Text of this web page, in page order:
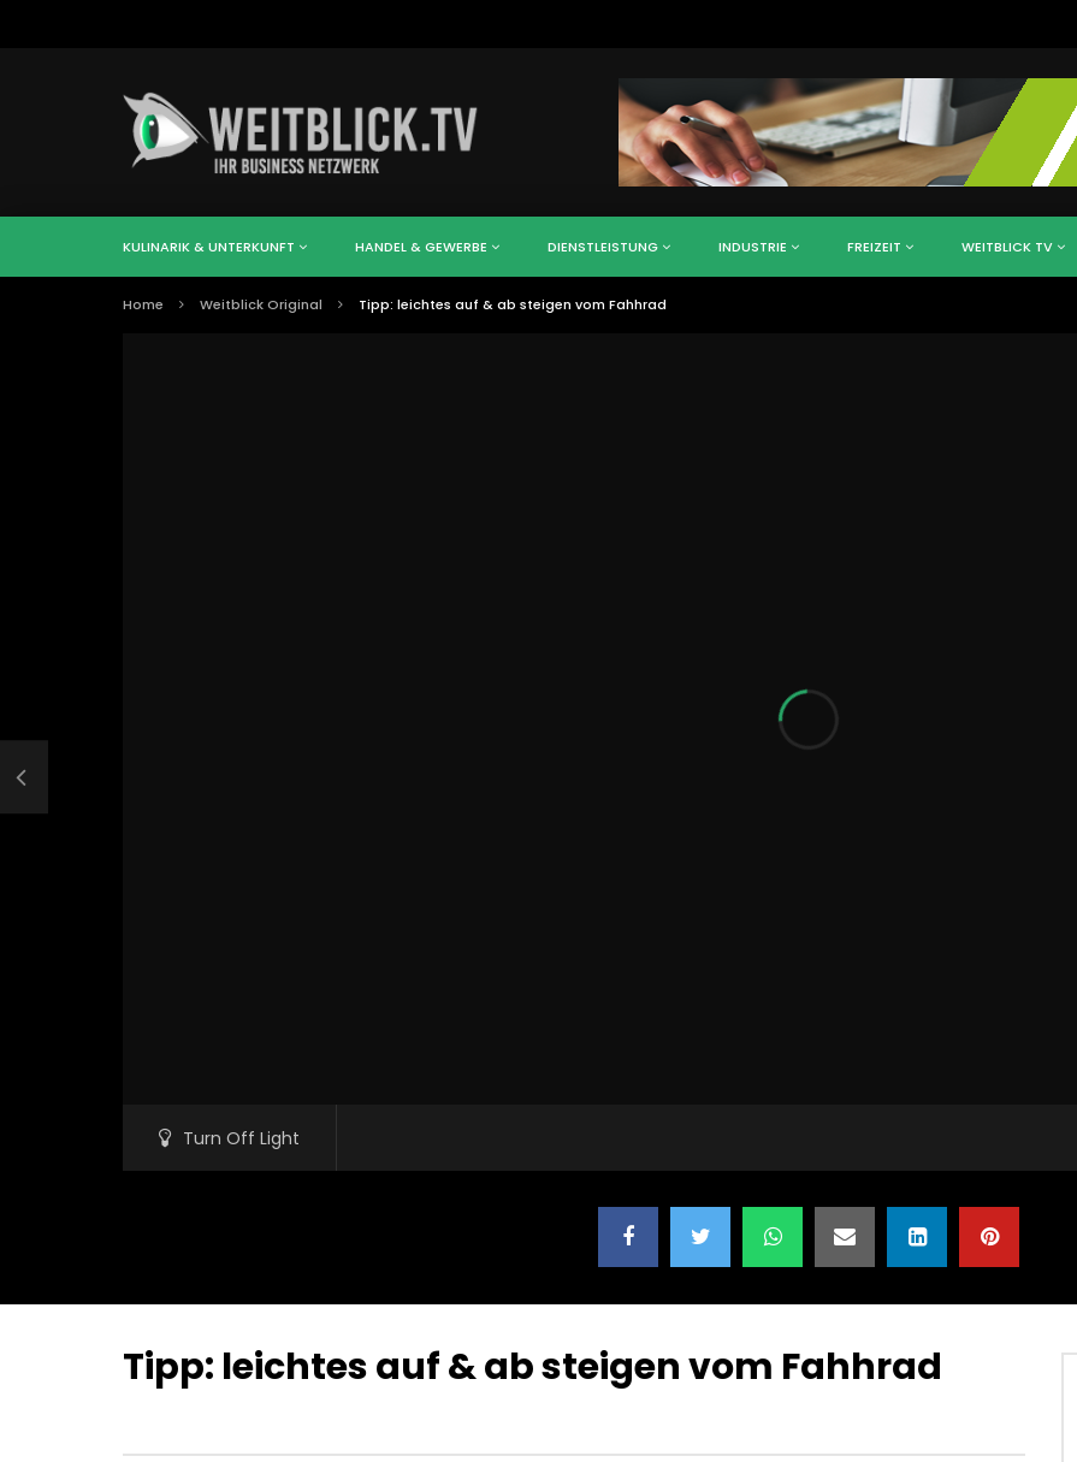
KULINARIK & UNTERKUNFT HANDEL & GEWERBE DIENSTLEISTUNG INDUSTRIE FREIZEIT WEITBLICK TV
Home Weitblick Original Tipp: leichtes auf & ab steigen vom Fahhrad
Turn Off Light
Tipp: leichtes auf & ab steigen vom Fahhrad